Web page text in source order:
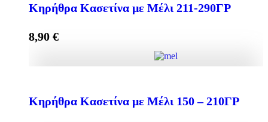
Κηρήθρα Κασετίνα με Μέλι 211-290ΓΡ
8,90 €
Κηρήθρα Κασετίνα με Μέλι 150 – 210ΓΡ